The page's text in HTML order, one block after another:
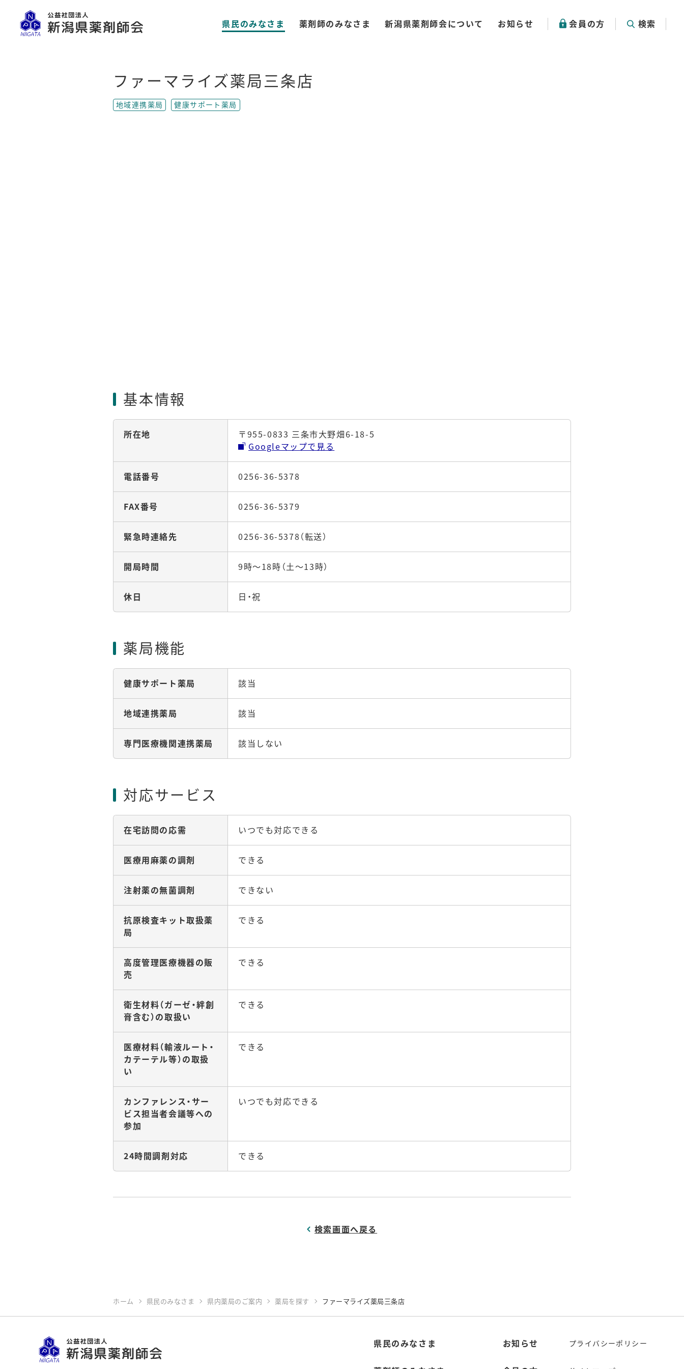
県民のみなさま 薬剤師のみなさま 新潟県薬剤師会について お知らせ 会員の方 検索
ファーマライズ薬局三条店
地域連携薬局 健康サポート薬局
基本情報
所在地
〒955-0833 三条市大野畑6-18-5
Googleマップで見る
電話番号 0256-36-5378
FAX番号 0256-36-5379
緊急時連絡先 0256-36-5378（転送）
開局時間 9時～18時（土～13時）
休日 日・祝
薬局機能
健康サポート薬局 該当
地域連携薬局 該当
専門医療機関連携薬局 該当しない
対応サービス
在宅訪問の応需 いつでも対応できる
医療用麻薬の調剤 できる
注射薬の無菌調剤 できない
抗原検査キット取扱薬
局
できる
高度管理医療機器の販
売
できる
衛生材料（ガーゼ・絆創
膏含む）の取扱い
できる
医療材料（輸液ルート・
カテーテル等）の取扱
い
できる
カンファレンス・サー
ビス担当者会議等への
参加
いつでも対応できる
24時間調剤対応 できる
検索画面へ戻る
ホーム 県民のみなさま 県内薬局のご案内 薬局を探す ファーマライズ薬局三条店
県民のみなさま お知らせ プライバシーポリシー